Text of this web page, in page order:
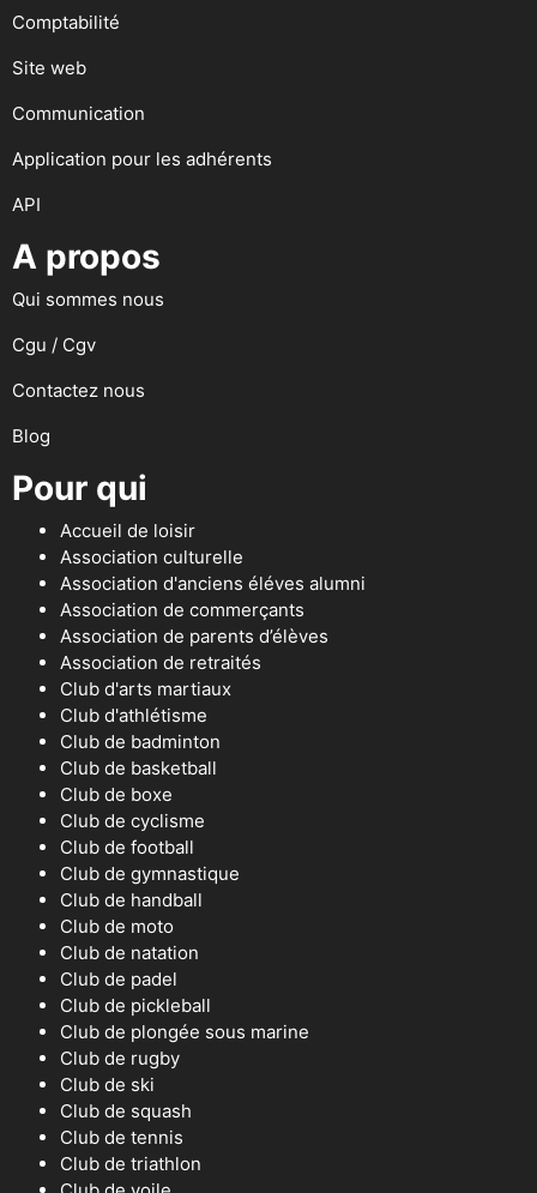
Comptabilité
Site web
Communication
Application pour les adhérents
API
A propos
Qui sommes nous
Cgu / Cgv
Contactez nous
Blog
Pour qui
Accueil de loisir
Association culturelle
Association d'anciens éléves alumni
Association de commerçants
Association de parents d’élèves
Association de retraités
Club d'arts martiaux
Club d'athlétisme
Club de badminton
Club de basketball
Club de boxe
Club de cyclisme
Club de football
Club de gymnastique
Club de handball
Club de moto
Club de natation
Club de padel
Club de pickleball
Club de plongée sous marine
Club de rugby
Club de ski
Club de squash
Club de tennis
Club de triathlon